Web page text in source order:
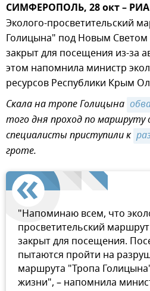
СИМФЕРОПОЛЬ, 28 окт –
Эколого-просветительский
Голицына" под Новым
закрыт для посещения из-за
этом напомнила министр
ресурсов Республики Крым
Скала на тропе Голицына
того дня проход по маршруту
специалисты приступили к
гроте.
"Напоминаю всем, что
просветительский
закрыт для посещения.
пытаются пройти на
маршрута "Тропа
жизни", – напомнила